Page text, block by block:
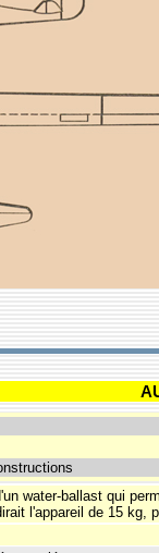
water-ballast qui
l'appareil de 15 kg,